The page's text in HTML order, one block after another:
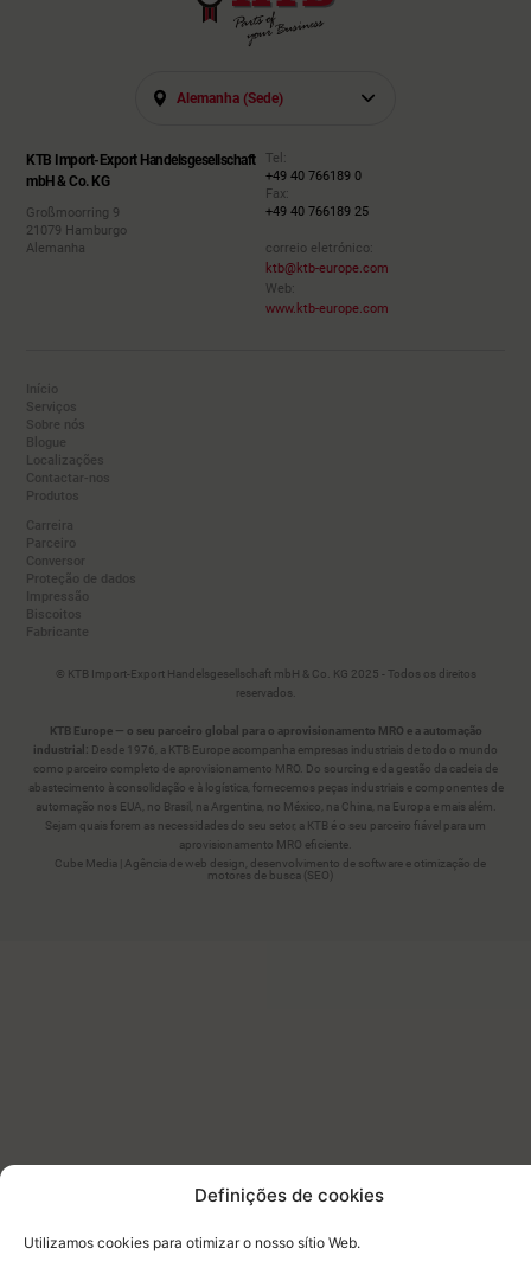
Definições de cookies
Utilizamos cookies para otimizar o nosso sítio Web.
Alemanha (sede)
KTB Import-Export Handelsgesellschaft
mbH & Co. KG
Großmoorring 9
21079 Hamburgo
Alemanha
Tel:
+49 40 766189 0
Fax:
+49 40 766189 25
correio eletrónico:
ktb@ktb-europe.com
Web:
www.ktb-europe.com
Início
Serviços
Sobre nós
Blogue
Localizações
Contactar-nos
Produtos
Carreira
Parceiro
Conversor
Proteção de dados
Impressão
Biscoitos
Fabricante
© KTB Import-Export Handelsgesellschaft mbH & Co. KG 2025 - Todos os direitos
reservados.
KTB Europe — o seu parceiro global para o aprovisionamento MRO e a automação
industrial: Desde 1976, a KTB Europe acompanha empresas industriais de todo o mundo
como parceiro completo de aprovisionamento MRO. Do sourcing e da gestão da cadeia de
abastecimento à consolidação e à logística, fornecemos peças industriais e componentes de
automação nos EUA, no Brasil, na Argentina, no México, na China, na Europa e mais além.
Sejam quais forem as necessidades do seu setor, a KTB é o seu parceiro fiável para um
aprovisionamento MRO eficiente.
Cube Media | Agência de web design, desenvolvimento de software e otimização de
motores de busca (SEO)